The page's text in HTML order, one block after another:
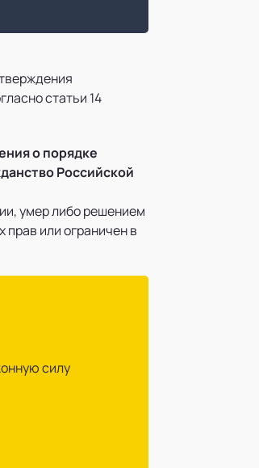
статьи 14
о порядке
Российской
умер либо решением
или ограничен в
силу